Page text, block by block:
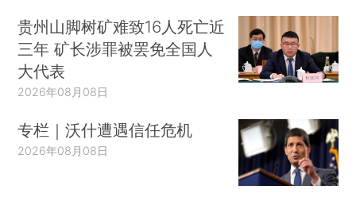
贵州山脚树矿难致16人死亡近
三年 矿长涉罪被罢免全国人
大代表
2026年08月08日
专栏｜沃什遭遇信任危机
2026年08月08日